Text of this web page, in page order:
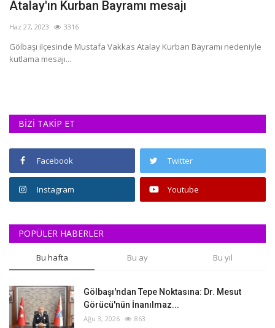
Atalay'ın Kurban Bayramı mesajı
Haz 27, 2023 3316
Gölbaşı ilçesinde Mustafa Vakkas Atalay Kurban Bayramı nedeniyle
kutlama mesajı...
BİZİ TAKİP ET
Facebook Twitter
Instagram Youtube
POPÜLER HABERLER
Bu hafta Bu ay Bu yıl
Gölbaşı'ndan Tepe Noktasına: Dr. Mesut
Görücü'nün İnanılmaz...
Ağu 3, 2026 863